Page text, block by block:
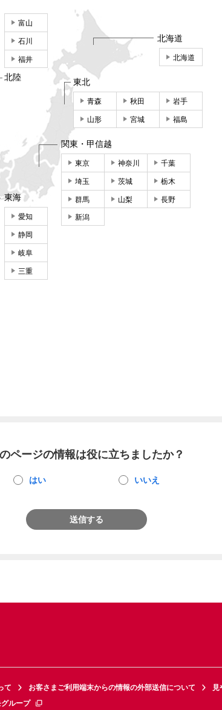
北海道
北海道
東北
青森 秋田 岩手
山形 宮城 福島
関東・甲信越
東京 神奈川 千葉
埼玉 茨城 栃木
群馬 山梨 長野
新潟
東海
愛知
静岡
岐阜
三重
富山
石川
福井
北陸
ページの情報は役に立ちましたか？
はい いいえ
送信する
て お客さまご利用端末からの情報の外部送信について
見
グループ